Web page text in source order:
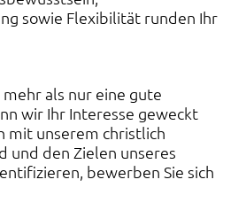
sowie Flexibilität runden Ihr
mehr als nur eine gute
wir Ihr Interesse geweckt
mit unserem christlich
und den Zielen unseres
bewerben Sie sich